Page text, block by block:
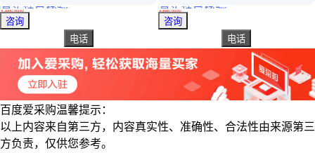
HRB400E环氧钢筋 热轧带肋螺纹钢筋 很好的耐腐蚀性 厂家定制
真实性已核验
￥3900.00/吨
内蒙古呼和浩特
咨询
电话
冷拔盘圆 抗震带肋钢筋 抗震抗裂 经久耐用 渝键达
真实性已核验
￥3680.00/吨
吉林白城
咨询
电话
百度爱采购温馨提示：
以上内容来自第三方，内容真实性、准确性、合法性由来源第三
方负责，仅供您参考。